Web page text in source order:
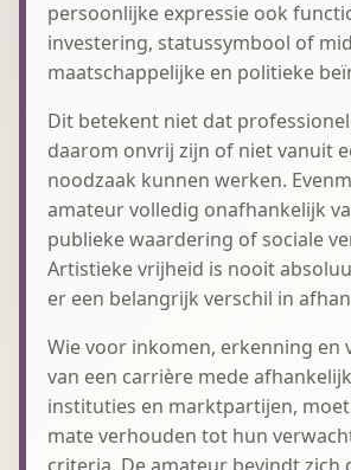
persoonlijke expressie ook
investering, statussymbool of
maatschappelijke en politieke
Dit betekent niet dat
daarom onvrij zijn of niet vanuit
noodzaak kunnen werken.
amateur volledig onafhankelijk
publieke waardering of sociale
Artistieke vrijheid is nooit
er een belangrijk verschil in
Wie voor inkomen, erkenning en
van een carrière mede
instituties en marktpartijen,
mate verhouden tot hun